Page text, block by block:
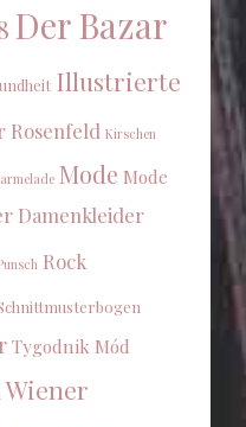
Der Bazar
Illustrierte
Rosenfeld Kirschen
Mode Mode
Damenkleider
Rock
Tygodnik Mód
Wiener